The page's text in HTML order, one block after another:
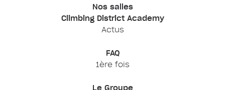
Nos salles
Climbing District Academy
Actus
FAQ
1ère fois